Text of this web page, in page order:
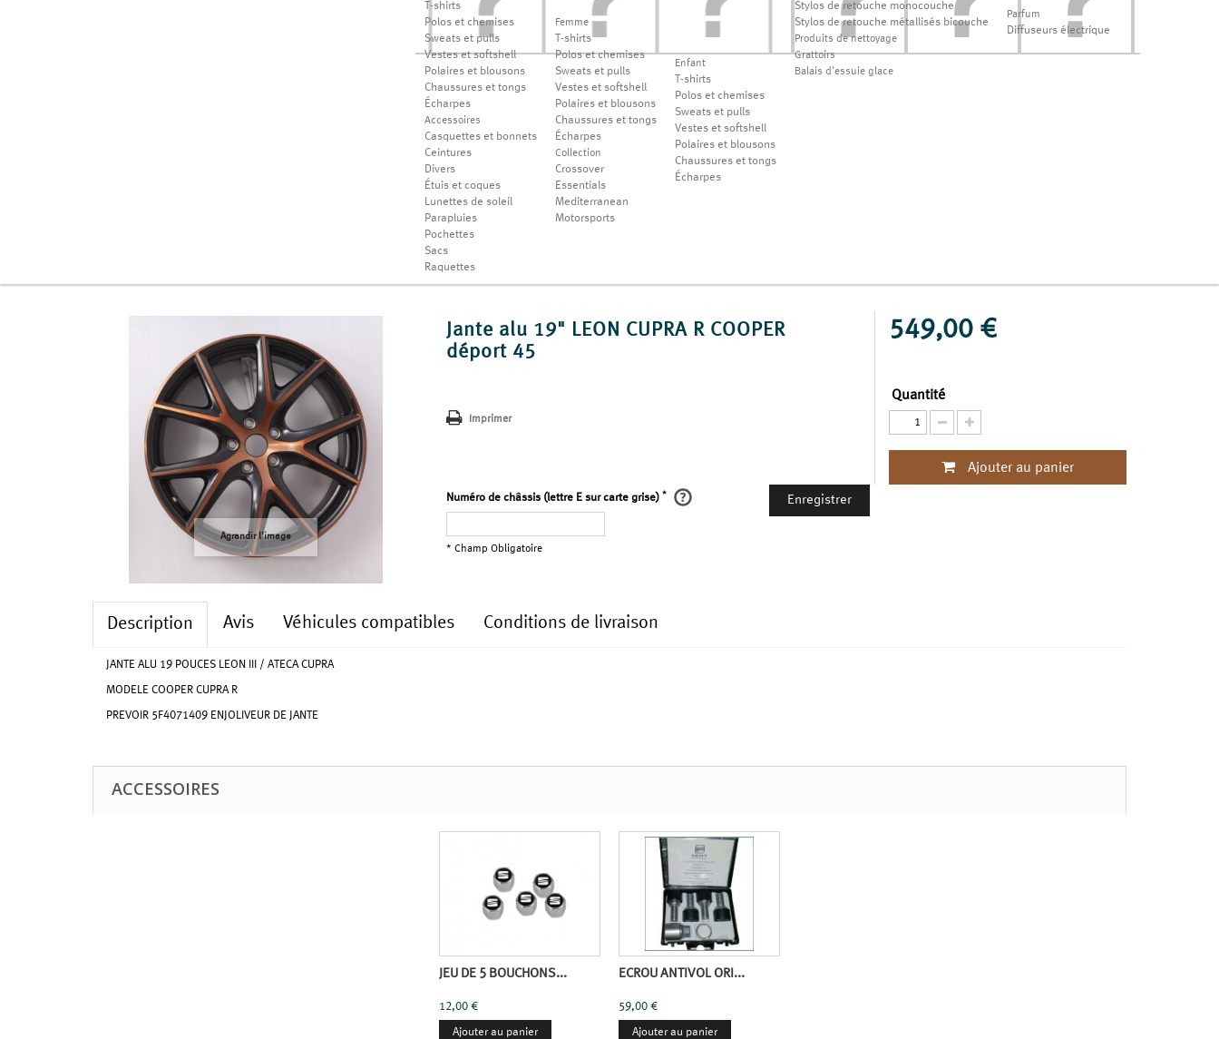
Stylos de retouche monocouche
Stylos de retouche métallisés bicouche
Produits de nettoyage
Grattoirs
Balais d'essuie glace
Parfum
Diffuseurs électrique
T-shirts
Polos et chemises
Sweats et pulls
Vestes et softshell
Polaires et blousons
Chaussures et tongs
Écharpes
Accessoires
Casquettes et bonnets
Ceintures
Divers
Étuis et coques
Lunettes de soleil
Parapluies
Pochettes
Sacs
Raquettes
Femme
T-shirts
Polos et chemises
Sweats et pulls
Vestes et softshell
Polaires et blousons
Chaussures et tongs
Écharpes
Collection
Crossover
Essentials
Mediterranean
Motorsports
Enfant
T-shirts
Polos et chemises
Sweats et pulls
Vestes et softshell
Polaires et blousons
Chaussures et tongs
Écharpes
Agrandir l'image
Jante alu 19" LEON CUPRA R COOPER
déport 45
Imprimer
549,00 €
Quantité
Ajouter au panier
Numéro de châssis (lettre E sur carte grise) * Enregistrer
* Champ Obligatoire
Description Avis Véhicules compatibles Conditions de livraison
JANTE ALU 19 POUCES LEON III / ATECA CUPRA
MODELE COOPER CUPRA R
PREVOIR 5F4071409 ENJOLIVEUR DE JANTE
ACCESSOIRES
JEU DE 5 BOUCHONS...
12,00 €
Ajouter au panier
ECROU ANTIVOL ORI...
59,00 €
Ajouter au panier